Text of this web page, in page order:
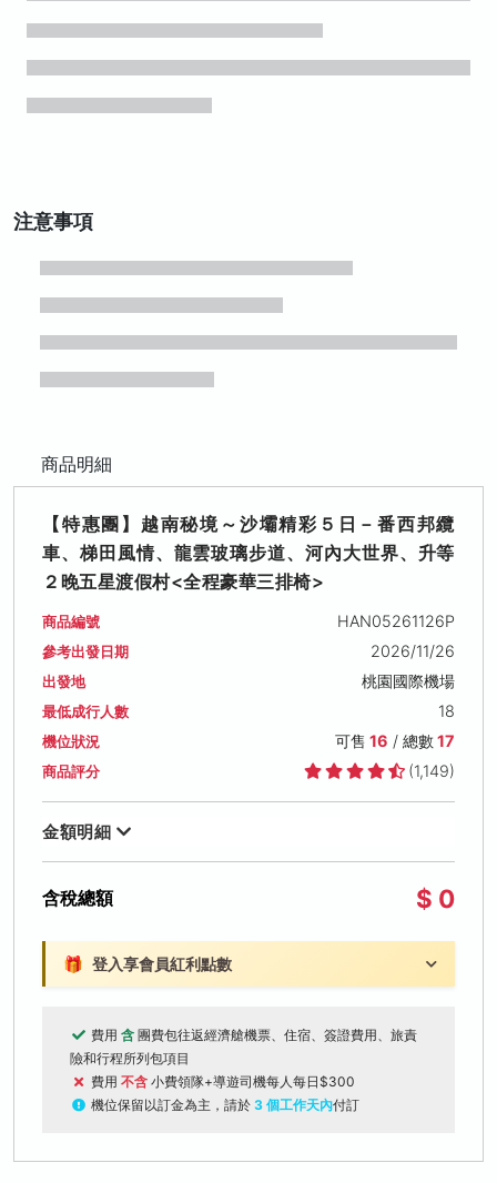
注意事項
商品明細
【特惠團】越南秘境～沙壩精彩５日－番西邦纜
車、梯田風情、龍雲玻璃步道、河內大世界、升等
２晚五星渡假村<全程豪華三排椅>
商品編號 HAN05261126P
參考出發日期 2026/11/26
出發地 桃園國際機場
最低成行人數 18
機位狀況 可售 16 / 總數17
商品評分 (1,149)
金額明細
含稅總額 $ 0
🎁 登入享會員紅利點數
費用 含 團費包往返經濟艙機票、住宿、簽證費用、旅責
險和行程所列包項目
費用 不含 小費領隊+導遊司機每人每日$300
機位保留以訂金為主，請於 3 個工作天內付訂